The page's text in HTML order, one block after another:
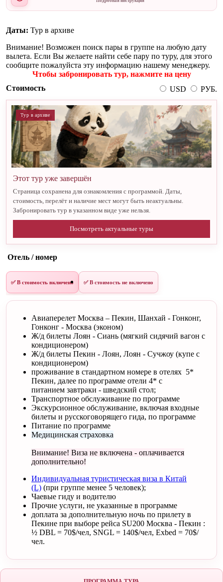
Даты: Тур в архиве
Внимание! Возможен поиск пары в группе на любую дату
вылета. Если Вы желаете найти себе пару по туру, для этого
сообщите пожалуйста эту информацию нашему менеджеру.
Чтобы забронировать тур, нажмите на цену
Стоимость
USD РУБ.
Тур в архиве
Этот тур уже завершён
Страница сохранена для ознакомления с программой. Даты,
стоимость, перелёт и наличие мест могут быть неактуальны.
Забронировать тур в указанном виде уже нельзя.
Посмотреть актуальные туры
Отель / номер
✅ В стоимость включено ✅ В стоимость не включено
Авиаперелет Москва – Пекин, Шанхай - Гонконг,
Гонконг - Москва (эконом)
Ж/д билеты Лоян - Сиань (мягкий сидячий вагон с
кондиционером)
Ж/д билеты Пекин - Лоян, Лоян - Сучжоу (купе с
кондиционером)
проживание в стандартном номере в отелях 5*
Пекин, далее по программе отели 4* с
питанием завтраки - шведский стол;
Транспортное обслуживание по программе
Экскурсионное обслуживание, включая входные
билеты и русскоговорящего гида, по программе
Питание по программе
Медицинская страховка
Внимание! Виза не включена - оплачивается
дополнительно!
Индивидуальная туристическая виза в Китай
(L) (при группе менее 5 человек);
Чаевые гиду и водителю
Прочие услуги, не указанные в программе
доплата за дополнительную ночь по прилету в
Пекине при выборе рейса SU200 Москва - Пекин :
½ DBL = 70$/чел, SNGL = 140$/чел, Exbed = 70$/
чел.